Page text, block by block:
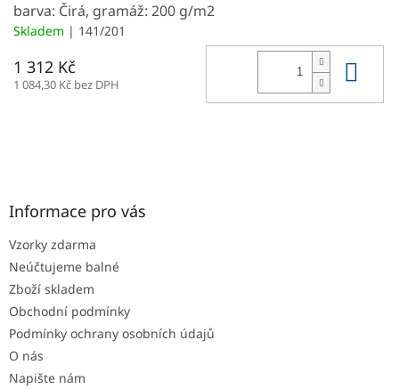
barva: Čirá, gramáž: 200 g/m2
Skladem | 141/201
1 312 Kč
1 084,30 Kč bez DPH
Informace pro vás
Vzorky zdarma
Neúčtujeme balné
Zboží skladem
Obchodní podmínky
Podmínky ochrany osobních údajů
O nás
Napište nám